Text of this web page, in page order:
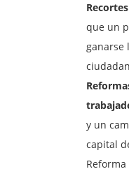
que un
ganarse
y un
capital